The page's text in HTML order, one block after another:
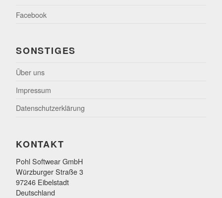
Facebook
SONSTIGES
Über uns
Impressum
Datenschutzerklärung
KONTAKT
Pohl Softwear GmbH
Würzburger Straße 3
97246 Eibelstadt
Deutschland